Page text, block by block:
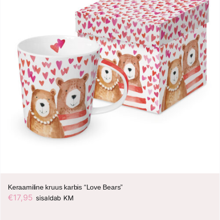
Keraamiline kruus karbis “Love Bears”
€17,95 sisaldab KM